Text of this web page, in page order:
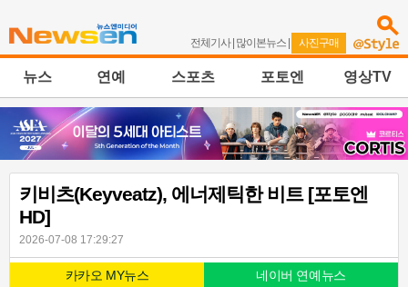
전체기사| 많이본뉴스 | 사진구매
뉴스 연예 스포츠 포토엔 영상TV
키비츠(Keyveatz), 에너제틱한 비트 [포토엔
HD]
2026-07-08 17:29:27
카카오 MY뉴스 네이버 연예뉴스